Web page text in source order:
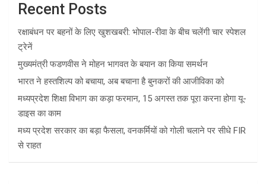
Recent Posts
रक्षाबंधन पर बहनों के लिए खुशखबरी: भोपाल-रीवा के बीच चलेंगी चार स्पेशल
ट्रेनें
मुख्यमंत्री फडणवीस ने मोहन भागवत के बयान का किया समर्थन
भारत ने हस्तशिल्प को बचाया, अब बचाना है बुनकरों की आजीविका को
मध्यप्रदेश शिक्षा विभाग का कड़ा फरमान, 15 अगस्त तक पूरा करना होगा यू-
डाइस का काम
मध्य प्रदेश सरकार का बड़ा फैसला, वनकर्मियों को गोली चलाने पर सीधे FIR
से राहत